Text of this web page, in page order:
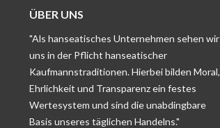
ÜBER UNS
"Als hanseatisches Unternehmen sehen wir
uns in der Pflicht hanseatischer
Kaufmannstraditionen. Hierbei bilden Moral,
Ehrlichkeit und Transparenz ein festes
Wertesystem und sind die unabdingbare
Basis unseres täglichen Handelns."